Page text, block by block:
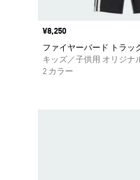
価格
¥8,250
ファイヤーバード トラッ
キッズ／子供用 オリジナ
2 カラー